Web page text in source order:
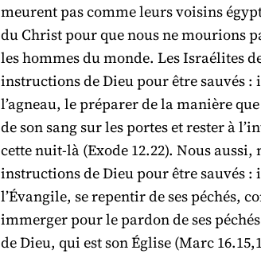
meurent pas comme leurs voisins
du Christ pour que nous ne mourions
les hommes du monde. Les Israélites
instructions de Dieu pour être sauvés
l’agneau, le préparer de la manière
de son sang sur les portes et rester à
cette nuit-là (Exode 12.22). Nous
instructions de Dieu pour être sauvés
l’Évangile, se repentir de ses péchés,
immerger pour le pardon de ses
de Dieu, qui est son Église (Marc